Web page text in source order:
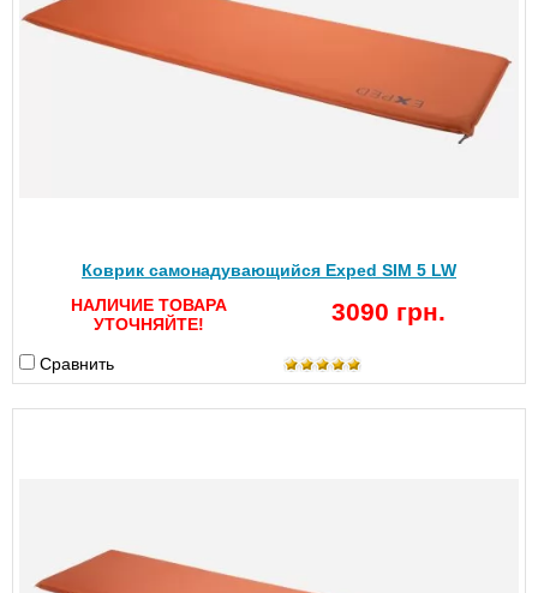
Коврик самонадувающийся Exped SIM 5 LW
НАЛИЧИЕ ТОВАРА
УТОЧНЯЙТЕ!
3090 грн.
Сравнить